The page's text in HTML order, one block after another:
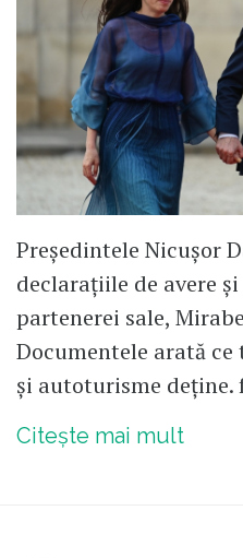
Președintele Nicușor
declarațiile de avere
partenerei sale,
Documentele arată
și autoturisme deține.
Citește mai mult